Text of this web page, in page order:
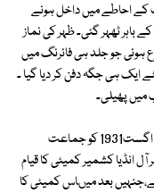
کے احاطے میں داخل ہونے
ٹھہر گئی۔ ظہر کی نماز
ہوئی جو جلد ہی فائرنگ میں
ایک ہی جگہ دفن کر دیا گیا ۔
میں پھیلی۔
اس واقعے کے بعد لاہور میں آل انڈیا مسلم لیگ نے 14 اگست1931 کو جماعت
انڈیا کشمیر کمیٹی کا قیام
بعد میںاس کمیٹی کا